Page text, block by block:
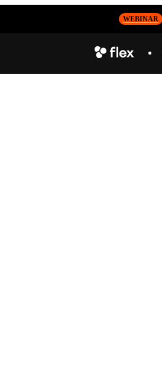
WEBINAR